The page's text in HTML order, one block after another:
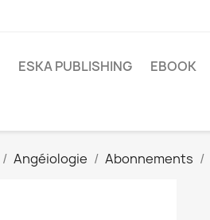
ESKA PUBLISHING EBOOK
Angéiologie Abonnements